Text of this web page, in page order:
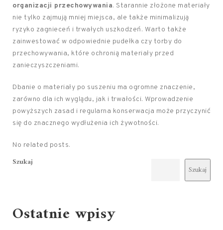
organizacji przechowywania. Starannie złożone materiały
nie tylko zajmują mniej miejsca, ale także minimalizują
ryzyko zagnieceń i trwałych uszkodzeń. Warto także
zainwestować w odpowiednie pudełka czy torby do
przechowywania, które ochronią materiały przed
zanieczyszczeniami.
Dbanie o materiały po suszeniu ma ogromne znaczenie,
zarówno dla ich wyglądu, jak i trwałości. Wprowadzenie
powyższych zasad i regularna konserwacja może przyczynić
się do znacznego wydłużenia ich żywotności.
No related posts.
Szukaj
Szukaj
Ostatnie wpisy